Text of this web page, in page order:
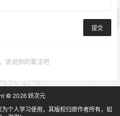
提交
说说你的看法吧
© 2026 妖次元
个人学习使用，其版权归原作者所有，如